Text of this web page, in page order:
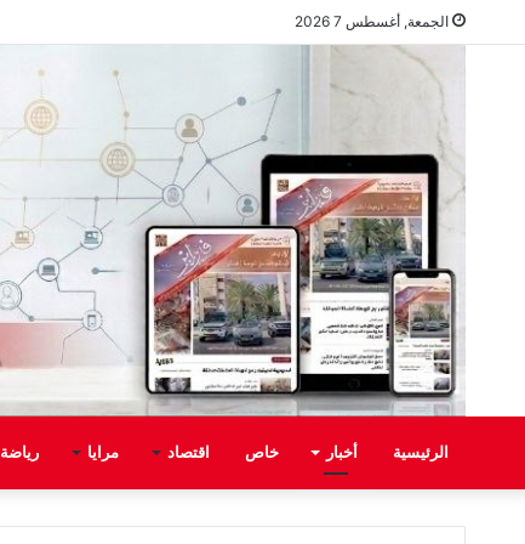
الجمعة, أغسطس 7 2026
الرئيسية أخبار خاص اقتصاد مرايا رياضة